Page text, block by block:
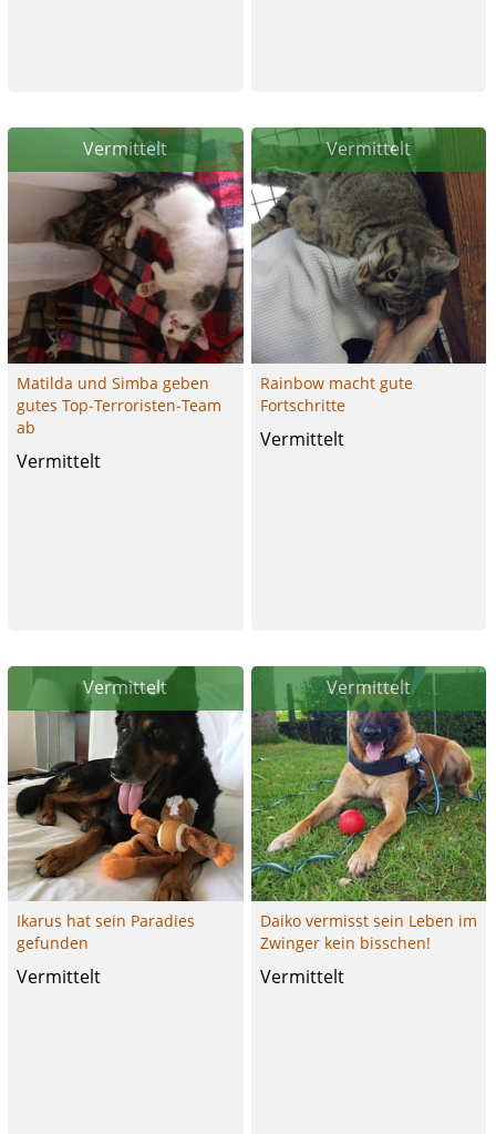
Vermittelt
Matilda und Simba geben
gutes Top-Terroristen-Team
ab
Vermittelt
Vermittelt
Rainbow macht gute
Fortschritte
Vermittelt
Vermittelt
Ikarus hat sein Paradies
gefunden
Vermittelt
Vermittelt
Daiko vermisst sein Leben im
Zwinger kein bisschen!
Vermittelt